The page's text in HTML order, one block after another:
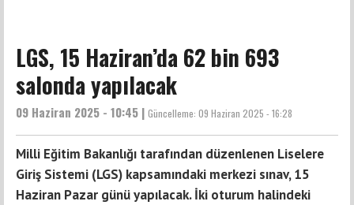
LGS, 15 Haziran’da 62 bin 693
salonda yapılacak
09 Haziran 2025 - 10:45 | Güncelleme: 09 Haziran 2025 - 16:28
Milli Eğitim Bakanlığı tarafından düzenlenen Liselere
Giriş Sistemi (LGS) kapsamındaki merkezi sınav, 15
Haziran Pazar günü yapılacak. İki oturum halindeki